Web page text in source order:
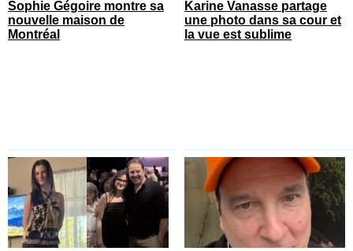
Sophie Gégoire montre sa
nouvelle maison de
Montréal
Karine Vanasse partage
une photo dans sa cour et
la vue est sublime